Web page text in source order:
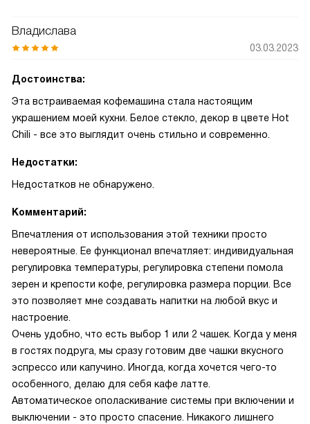
Владислава
03.03.2023
Достоинства:
Эта встраиваемая кофемашина стала настоящим
украшением моей кухни. Белое стекло, декор в цвете Hot
Chili - все это выглядит очень стильно и современно.
Недостатки:
Недостатков не обнаружено.
Комментарий:
Впечатления от использования этой техники просто
невероятные. Ее функционал впечатляет: индивидуальная
регулировка температуры, регулировка степени помола
зерен и крепости кофе, регулировка размера порции. Все
это позволяет мне создавать напитки на любой вкус и
настроение.
Очень удобно, что есть выбор 1 или 2 чашек. Когда у меня
в гостях подруга, мы сразу готовим две чашки вкусного
эспрессо или капучино. Иногда, когда хочется чего-то
особенного, делаю для себя кафе латте.
Автоматическое ополаскивание системы при включении и
выключении - это просто спасение. Никакого лишнего